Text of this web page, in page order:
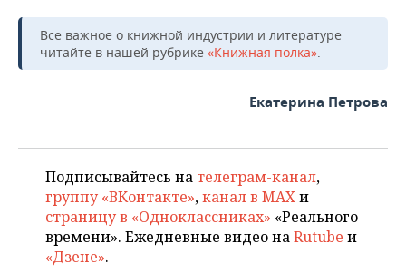
Все важное о книжной индустрии и литературе
читайте в нашей рубрике «Книжная полка».
Екатерина Петрова
Подписывайтесь на телеграм-канал,
группу «ВКонтакте»,канал в MAXи
страницу в «Одноклассниках» «Реального
времени». Ежедневные видео наRutube и
«Дзене».